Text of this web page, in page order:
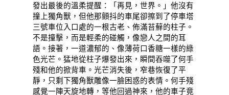
發出最後的溫柔提醒：「再見，世界。」他沒有
撞上獨角獸，但他那顫抖的車尾卻擦到了停車塔
三號車位入口處的一根古老、佈滿苔蘚的柱子。
不是撞擊，而是輕柔的碰觸，像戀人之間的耳
語。接著，一道濃郁的、像薄荷口香糖一樣的綠
色光芒。猛地從柱子爆發出來，瞬間吞噬了何手
殘和他的掀背車。光芒消失後，窄巷恢復了平
靜，只剩下獨角獸雕像一臉困惑的表情。何手殘
感覺一陣天旋地轉，等他回過神來，他的車子竟